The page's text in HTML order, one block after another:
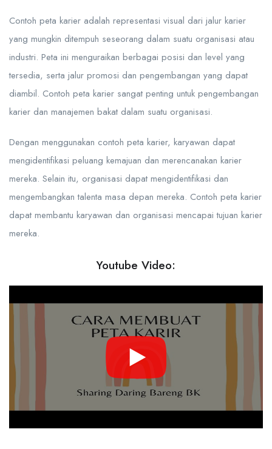
Contoh peta karier adalah representasi visual dari jalur karier
yang mungkin ditempuh seseorang dalam suatu organisasi atau
industri. Peta ini menguraikan berbagai posisi dan level yang
tersedia, serta jalur promosi dan pengembangan yang dapat
diambil. Contoh peta karier sangat penting untuk pengembangan
karier dan manajemen bakat dalam suatu organisasi.
Dengan menggunakan contoh peta karier, karyawan dapat
mengidentifikasi peluang kemajuan dan merencanakan karier
mereka. Selain itu, organisasi dapat mengidentifikasi dan
mengembangkan talenta masa depan mereka. Contoh peta karier
dapat membantu karyawan dan organisasi mencapai tujuan karier
mereka.
Youtube Video: